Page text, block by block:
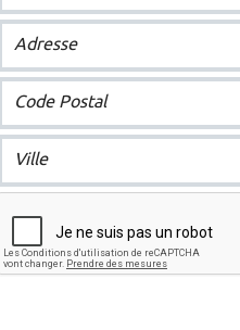
Adresse
Code Postal
Ville